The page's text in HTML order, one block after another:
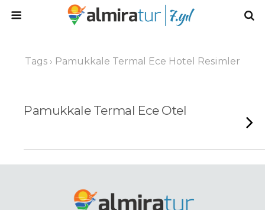
Tags › Pamukkale Termal Ece Hotel Resimler
Pamukkale Termal Ece Otel